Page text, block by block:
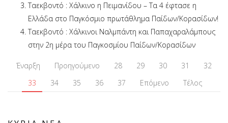
Ταεκβοντό : Χάλκινο η Πειμανίδου – Τα 4 έφτασε η
Ελλάδα στο Παγκόσμιο πρωτάθλημα Παίδων/Κορασίδων!
Ταεκβοντό : Χάλκινοι Ναλμπάντη και Παπαχαραλάμπους
στην 2η μέρα του Παγκοσμίου Παίδων/Κορασίδων
Έναρξη Προηγούμενο 28 29 30 31
32
33
34 35 36 37 Επόμενο Τέλος